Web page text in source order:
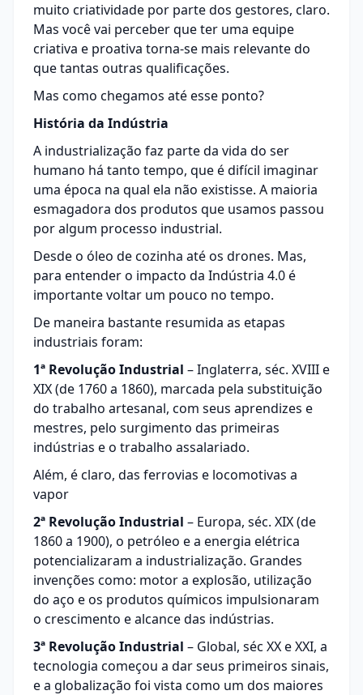
muito criatividade por parte dos gestores, claro.
Mas você vai perceber que ter uma equipe
criativa e proativa torna-se mais relevante do
que tantas outras qualificações.
Mas como chegamos até esse ponto?
História da Indústria
A industrialização faz parte da vida do ser
humano há tanto tempo, que é difícil imaginar
uma época na qual ela não existisse. A maioria
esmagadora dos produtos que usamos passou
por algum processo industrial.
Desde o óleo de cozinha até os drones. Mas,
para entender o impacto da Indústria 4.0 é
importante voltar um pouco no tempo.
De maneira bastante resumida as etapas
industriais foram:
1ª Revolução Industrial – Inglaterra, séc. XVIII e
XIX (de 1760 a 1860), marcada pela substituição
do trabalho artesanal, com seus aprendizes e
mestres, pelo surgimento das primeiras
indústrias e o trabalho assalariado.
Além, é claro, das ferrovias e locomotivas a
vapor
2ª Revolução Industrial – Europa, séc. XIX (de
1860 a 1900), o petróleo e a energia elétrica
potencializaram a industrialização. Grandes
invenções como: motor a explosão, utilização
do aço e os produtos químicos impulsionaram
o crescimento e alcance das indústrias.
3ª Revolução Industrial – Global, séc XX e XXI, a
tecnologia começou a dar seus primeiros sinais,
e a globalização foi vista como um dos maiores